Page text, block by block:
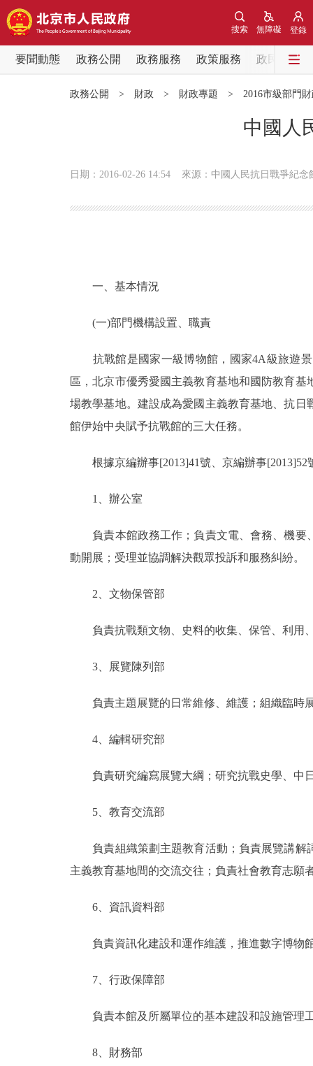
登錄
無障礙
搜索
要聞動態 政務公開 政務服務 政策服務
政民互動
政務服務
個人服務
便民服務
仲介服務
政民互動
DEUTSCH
政務公開 > 財政 > 財政專題 > 2016市級部門
中國人
日期：2016-02-26 14:54 來源：中國人民抗日戰爭紀念
一、基本情況
(一)部門機構設置、職責
抗戰館是國家一級博物館，國家4A級旅遊景
區，北京市優秀愛國主義教育基地和國防教育
場教學基地。建設成為愛國主義教育基地、抗
館伊始中央賦予抗戰館的三大任務。
根據京編辦事[2013]41號、京編辦事[2013]52
1、辦公室
負責本館政務工作；負責文電、會務、機要
動開展；受理並協調解決觀眾投訴和服務糾紛。
2、文物保管部
負責抗戰類文物、史料的收集、保管、利用
3、展覽陳列部
負責主題展覽的日常維修、維護；組織臨時
4、編輯研究部
負責研究編寫展覽大綱；研究抗戰史學、中日
5、教育交流部
負責組織策劃主題教育活動；負責展覽講解
主義教育基地間的交流交往；負責社會教育志願
6、資訊資料部
負責資訊化建設和運作維護，推進數字博物館
7、行政保障部
負責本館及所屬單位的基本建設和設施管理
8、財務部